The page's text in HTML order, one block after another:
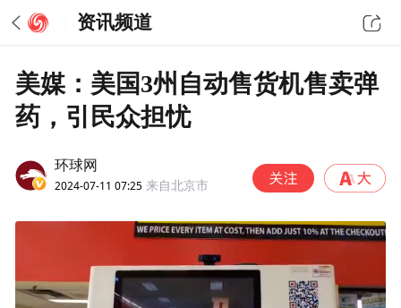
资讯频道
美媒：美国3州自动售货机售卖弹
药，引民众担忧
环球网
2024-07-11 07:25 来自北京市